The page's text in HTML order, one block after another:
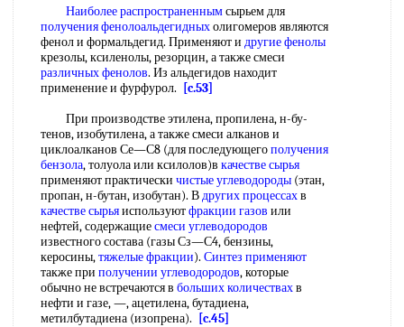
Наиболее распространеннымсырьем для
получения фенолоальдегидныхолигомеров являются
фенол и формальдегид. Применяют и другие фенолы
крезолы, ксиленолы, резорцин, а также смеси
различных фенолов. Из альдегидов находит
применение и фурфурол.
[c.53]
При производстве этилена, пропилена, н-бу-
тенов, изобутилена, а также смеси алканов и
циклоалканов Се—С8 (для последующегополучения
бензола, толуола или ксилолов)в качестве сырья
применяют практически чистые углеводороды (этан,
пропан, н-бутан, изобутан). Вдругих процессахв
качестве сырьяиспользуютфракции газов или
нефтей, содержащиесмеси углеводородов
известного состава (газы Сз—С4, бензины,
керосины,тяжелые фракции). Синтез применяют
также при получении углеводородов, которые
обычно не встречаются в больших количествахв
нефти и газе, —, ацетилена, бутадиена,
метилбутадиена (изопрена).
[c.45]